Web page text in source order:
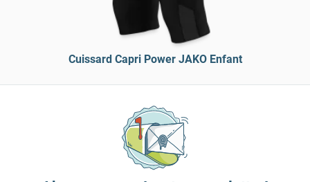
Cuissard Capri Power JAKO Enfant